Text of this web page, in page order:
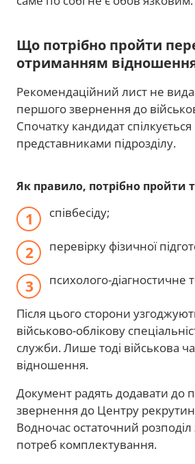
Що потрібно пройти
отриманням
Рекомендаційний лист не
першого звернення до
Спочатку кандидат спілкується
представниками підрозділу.
Як правило, потрібно пройти
співбесіду;
перевірку фізичної
психолого-діагностичне
Після цього сторони
військово-облікову
служби. Лише тоді військова
відношення.
Документ радять додавати до
звернення до Центру
Водночас остаточний розподіл
потреб комплектування.